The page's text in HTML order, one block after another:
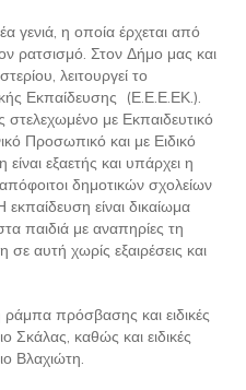
γενιά, η οποία έρχεται από
ρατσισμό. Στον Δήμο μας και
λειτουργεί το
Εκπαίδευσης (Ε.Ε.Ε.ΕΚ.).
στελεχωμένο με Εκπαιδευτικό
Προσωπικό και με Ειδικό
εξαετής και υπάρχει η
δημοτικών σχολείων
εκπαίδευση είναι δικαίωμα
παιδιά με αναπηρίες τη
αυτή χωρίς εξαιρέσεις και
ράμπα πρόσβασης και ειδικές
Σκάλας, καθώς και ειδικές
Βλαχιώτη.